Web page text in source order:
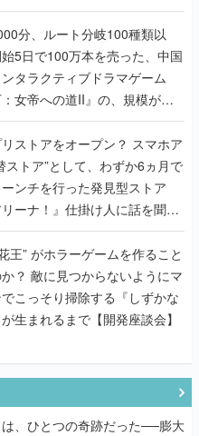
EXTREME』で初タッグを組
ド2人に訊く開発秘話
分、ルート分岐100種類以
5日で100万本を売った、中国
タラクティブドラマゲーム
：女帝への道II』の、規模が違
プロデューサーに聞いた
トアをオープン？ スマホア
ストア”として、わずか6ヵ月で
ンチを行った発見型ストア
リーナ！』仕掛け人に話を聞い
王” がホラーゲームを作ること
ようにマ
こっそり掃除する『しずかな
生まれるまで【開発座談会】
は、ひとつの奇跡だった──膨大